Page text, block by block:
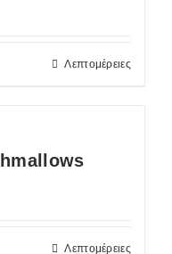
Λεπτομέρειες
Λεπτομέρειες